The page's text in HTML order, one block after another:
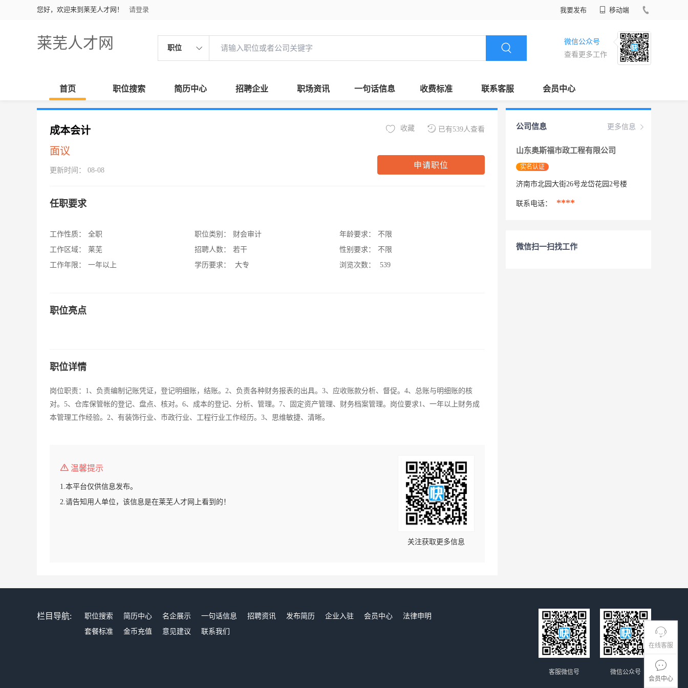
您好，欢迎来到莱芜人才网！ 请登录 我要发布 移动端
莱芜人才网 职位
微信公众号
查看更多工作
首页 职位搜索 简历中心 招聘企业 职场资讯 一句话信息 收费标准 联系客服 会员中心
在线客服
会员中心
成本会计
面议
更新时间： 08-08
已有539人查看
收藏
申请职位
任职要求
工作性质：
全职
工作区域：
莱芜
工作年限：
一年以上
职位类别：
财会审计
招聘人数：
若干
学历要求：
大专
年龄要求：
不限
性别要求：
不限
浏览次数：
539
职位亮点
职位详情
岗位职责：1、负责编制记账凭证，登记明细账，结账。2、负责各种财务报表的出具。3、应收账款分析、督促。4、总账与明细账的核
对。5、仓库保管帐的登记、盘点、核对。6、成本的登记、分析、管理。7、固定资产管理、财务档案管理。岗位要求1、一年以上财务成
本管理工作经验。2、有装饰行业、市政行业、工程行业工作经历。3、思维敏捷、清晰。
温馨提示
1.本平台仅供信息发布。
2.请告知用人单位，该信息是在莱芜人才网上看到的！
关注获取更多信息
更多信息
公司信息
山东奥斯福市政工程有限公司
实名认证
济南市北园大街26号龙岱花园2号楼
联系电话： ****
微信扫一扫找工作
栏目导航: 职位搜索 简历中心 名企展示 一句话信息 招聘资讯 发布简历 企业入驻 会员中心
法律申明
套餐标准
金币充值 意见建议 联系我们
微信公众号
客服微信号